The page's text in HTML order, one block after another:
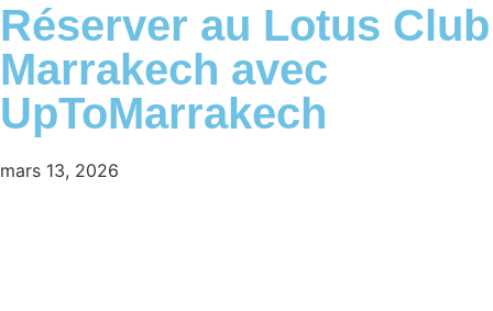
Réserver au Lotus Club
Marrakech avec
UpToMarrakech
mars 13, 2026